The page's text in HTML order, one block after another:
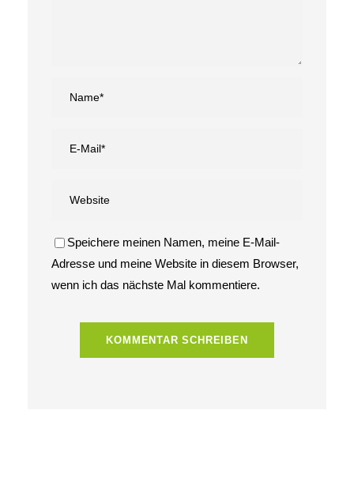
Speichere meinen Namen, meine E-Mail-
Adresse und meine Website in diesem Browser,
wenn ich das nächste Mal kommentiere.